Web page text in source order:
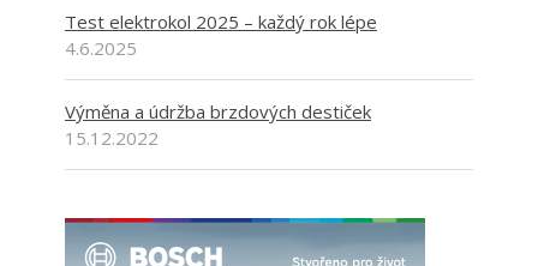
Test elektrokol 2025 – každý rok lépe
4.6.2025
Výměna a údržba brzdových destiček
15.12.2022